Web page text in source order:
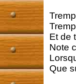
Et de
Note
Que